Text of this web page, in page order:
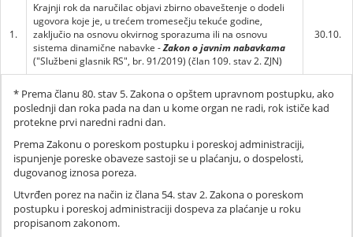
1.
Krajnji rok da naručilac objavi zbirno obaveštenje o dodeli
ugovora koje je, u trećem tromesečju tekuće godine,
zaključio na osnovu okvirnog sporazuma ili na osnovu
sistema dinamične nabavke -Zakon o javnim nabavkama
("Službeni glasnik RS", br. 91/2019) (član 109. stav 2. ZJN)
30.10.
* Prema članu 80. stav 5. Zakona o opštem upravnom postupku, ako
poslednji dan roka pada na dan u kome organ ne radi, rok ističe kad
protekne prvi naredni radni dan.
Prema Zakonu o poreskom postupku i poreskoj administraciji,
ispunjenje poreske obaveze sastoji se u plaćanju, o dospelosti,
dugovanog iznosa poreza.
Utvrđen porez na način iz člana 54. stav 2. Zakona o poreskom
postupku i poreskoj administraciji dospeva za plaćanje u roku
propisanom zakonom.